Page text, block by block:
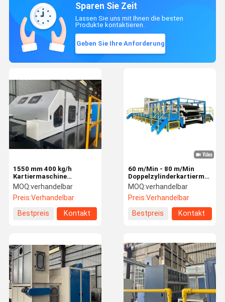
Sparen Sie Zeit
Lassen Sie uns mit Ihnen die besten
Produkte kontaktieren.
Geben Sie Ihre Anforderung
60 m/Min - 80 m/Min
für Textilkarten
MOQ:verhandelbar
Preis:Verhandelbar
Bestpreis
Kontakt
1550 mm 400 kg/h
Kartiermaschine
Einzylinder-
Nichtgewebte
Kartiermaschine
MOQ:verhandelbar
Preis:Verhandelbar
Bestpreis
Kontakt